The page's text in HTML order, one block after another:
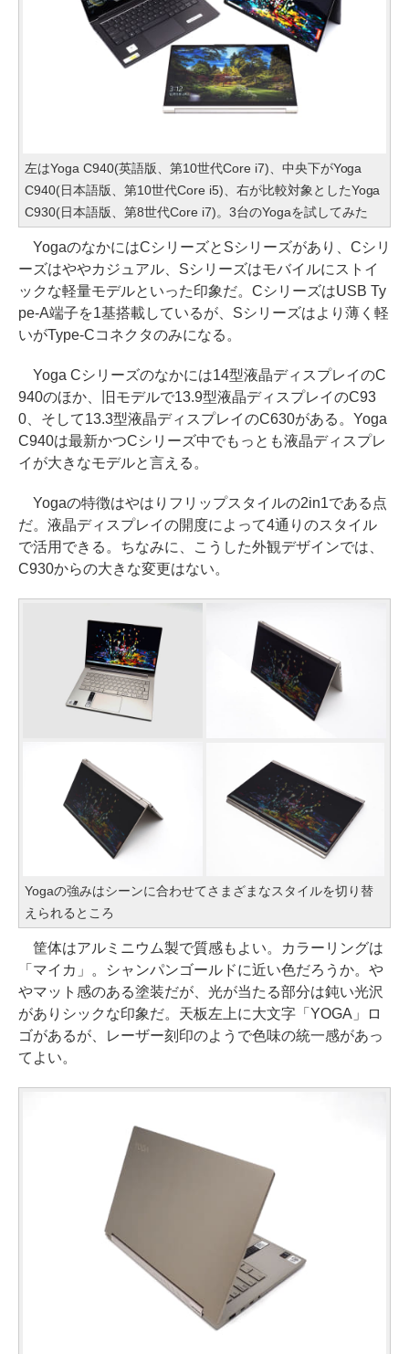
左はYoga C940(英語版、第10世代Core i7)、中央下がYoga
C940(日本語版、第10世代Core i5)、右が比較対象としたYoga
C930(日本語版、第8世代Core i7)。3台のYogaを試してみた
YogaのなかにはCシリーズとSシリーズがあり、Cシリ
ーズはややカジュアル、Sシリーズはモバイルにストイ
ックな軽量モデルといった印象だ。CシリーズはUSB Ty
pe-A端子を1基搭載しているが、Sシリーズはより薄く軽
いがType-Cコネクタのみになる。
Yoga Cシリーズのなかには14型液晶ディスプレイのC
940のほか、旧モデルで13.9型液晶ディスプレイのC93
0、そして13.3型液晶ディスプレイのC630がある。Yoga
C940は最新かつCシリーズ中でもっとも液晶ディスプレ
イが大きなモデルと言える。
Yogaの特徴はやはりフリップスタイルの2in1である点
だ。液晶ディスプレイの開度によって4通りのスタイル
で活用できる。ちなみに、こうした外観デザインでは、
C930からの大きな変更はない。
Yogaの強みはシーンに合わせてさまざまなスタイルを切り替
えられるところ
筐体はアルミニウム製で質感もよい。カラーリングは
「マイカ」。シャンパンゴールドに近い色だろうか。や
やマット感のある塗装だが、光が当たる部分は鈍い光沢
がありシックな印象だ。天板左上に大文字「YOGA」ロ
ゴがあるが、レーザー刻印のようで色味の統一感があっ
てよい。